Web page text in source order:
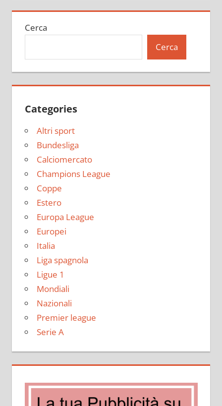
Cerca
Cerca
Categories
Altri sport
Bundesliga
Calciomercato
Champions League
Coppe
Estero
Europa League
Europei
Italia
Liga spagnola
Ligue 1
Mondiali
Nazionali
Premier league
Serie A